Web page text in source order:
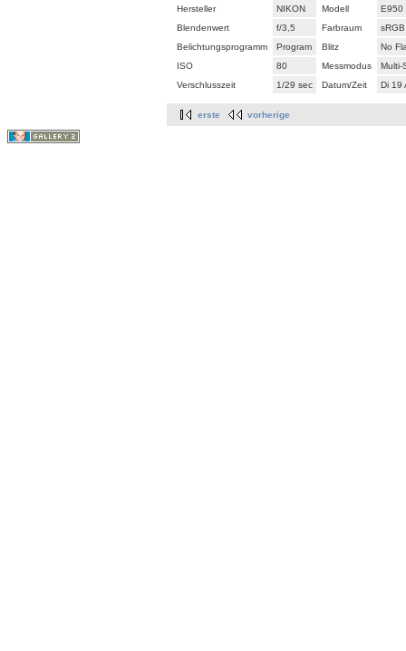
Hersteller
NIKON Modell
E950
Blendenwert
f/3,5 Farbraum
sRGB
Belichtungsprogramm
Program Blitz
No
ISO
80 Messmodus
Multi-
Verschlusszeit
1/29 sec Datum/Zeit Di 19
erste vorherige